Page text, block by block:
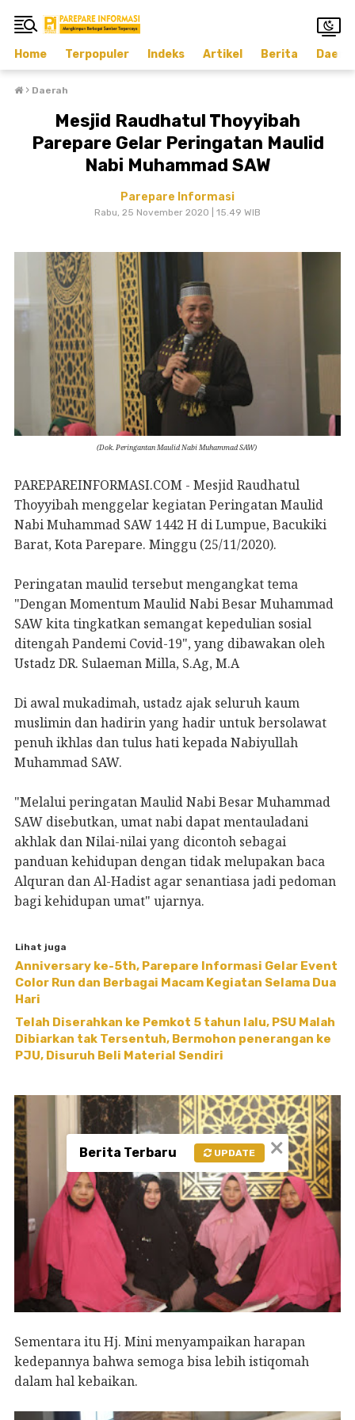
Home Terpopuler Indeks Artikel Berita
› Daerah
Mesjid Raudhatul Thoyyibah
Parepare Gelar Peringatan Maulid
Nabi Muhammad SAW
Parepare Informasi
Rabu, 25 November 2020 | 15.49 WIB
(Dok. Peringantan Maulid Nabi Muhammad SAW)
PAREPAREINFORMASI.COM - Mesjid Raudhatul
Thoyyibah menggelar kegiatan Peringatan Maulid
Nabi Muhammad SAW 1442 H di Lumpue, Bacukiki
Barat, Kota Parepare. Minggu (25/11/2020).
Peringatan maulid tersebut mengangkat tema
"Dengan Momentum Maulid Nabi Besar Muhammad
SAW kita tingkatkan semangat kepedulian sosial
ditengah Pandemi Covid-19", yang dibawakan oleh
Ustadz DR. Sulaeman Milla, S.Ag, M.A
Di awal mukadimah, ustadz ajak seluruh kaum
muslimin dan hadirin yang hadir untuk bersolawat
penuh ikhlas dan tulus hati kepada Nabiyullah
Muhammad SAW.
"Melalui peringatan Maulid Nabi Besar Muhammad
SAW disebutkan, umat nabi dapat mentauladani
akhlak dan Nilai-nilai yang dicontoh sebagai
panduan kehidupan dengan tidak melupakan baca
Alquran dan Al-Hadist agar senantiasa jadi pedoman
bagi kehidupan umat" ujarnya.
Lihat juga
Anniversary ke-5th, Parepare Informasi Gelar Event
Color Run dan Berbagai Macam Kegiatan Selama Dua
Hari
Telah Diserahkan ke Pemkot 5 tahun lalu, PSU Malah
Dibiarkan tak Tersentuh, Bermohon penerangan ke
PJU, Disuruh Beli Material Sendiri
Sementara itu Hj. Mini menyampaikan harapan
kedepannya bahwa semoga bisa lebih istiqomah
dalam hal kebaikan.
×
Berita Terbaru UPDATE